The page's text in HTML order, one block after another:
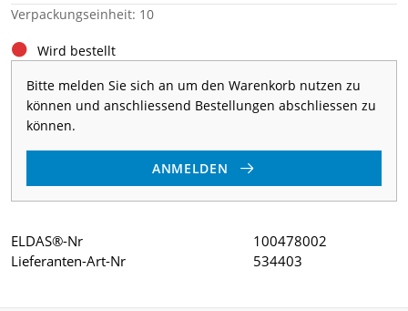
Verpackungseinheit: 10
Wird bestellt
Bitte melden Sie sich an um den Warenkorb nutzen zu
können und anschliessend Bestellungen abschliessen zu
können.
ANMELDEN
ELDAS®-Nr
100478002
Lieferanten-Art-Nr
534403